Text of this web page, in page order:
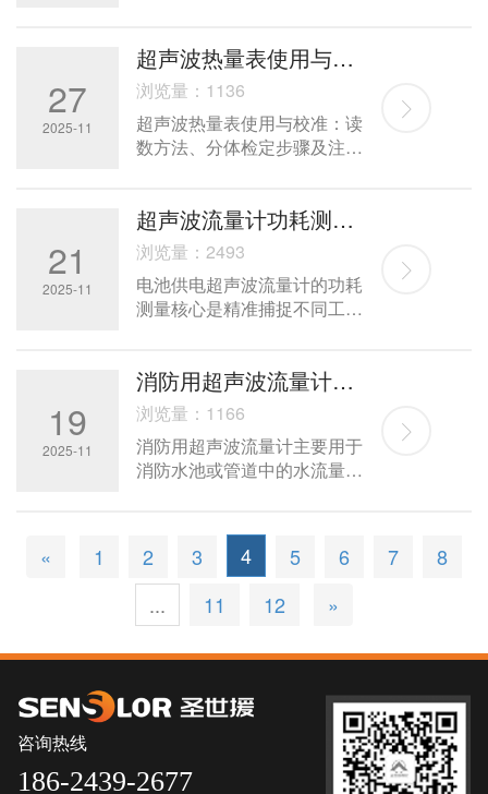
27
2025-11
‌超声波热量表使用与校准：读数方法、分体检定步骤及注意事项
浏览量：1136
‌超声波热量表使用与校准：读
数方法、分体检定步骤及注意
21
2025-11
超声波流量计功耗测量关键技术：误差控制与设备选型
浏览量：2493
电池供电超声波流量计的功耗
测量核心是精准捕捉不同工作
池续航关键指标），以下是分
步骤、可操作的测量方案，涵
盖工具选择、测试流程、数据
计算及注意事项
19
2025-11
消防用超声波流量计是起啥作用
浏览量：1166
消防用超声波流量计主要用于
消防水池或管道中的水流量测
消防系统运行和应急管理提供
关键支持‌
« 1 2 3 4 5 6 7
8
...
11 12 »
咨询热线
186-2439-2677